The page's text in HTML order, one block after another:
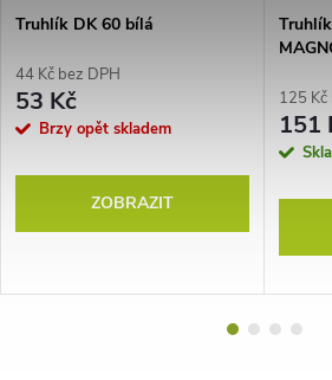
Truhlík DK 60 bílá
44 Kč bez DPH
53 Kč
Brzy opět skladem
ZOBRAZIT
125 Kč
151